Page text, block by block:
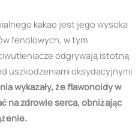
kakao jest jego wysoka
fenolowych, w tym
odgrywają istotną
uszkodzeniami oksydacyjnymi
wykazały, że flawonoidy w
na zdrowie serca, obniżając